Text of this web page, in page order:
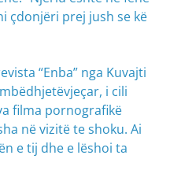
çdonjëri prej jush se kë
“Enba” nga Kuvajti
i cili
filma pornografikë
në vizitë te shoku. Ai
e tij dhe e lëshoi ta